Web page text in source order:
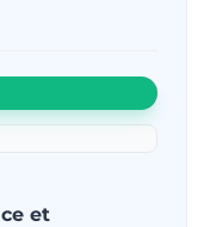
et